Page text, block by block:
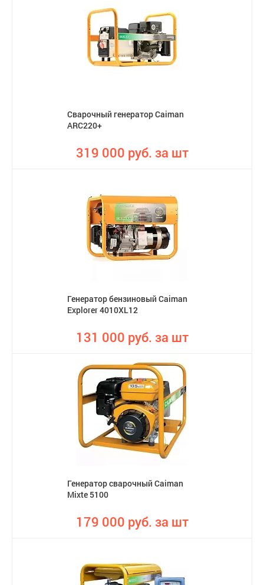
Сварочный генератор Caiman
ARC220+
319 000 руб. за шт
Генератор бензиновый Caiman
Explorer 4010XL12
131 000 руб. за шт
Генератор сварочный Caiman
Mixte 5100
179 000 руб. за шт